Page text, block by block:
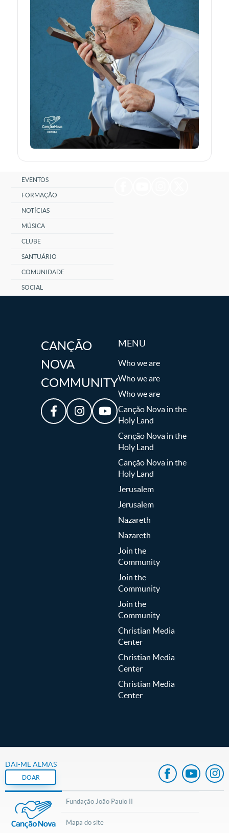
EVENTOS
FORMAÇÃO
NOTÍCIAS
MÚSICA
CLUBE
SANTUÁRIO
COMUNIDADE
SOCIAL
CANÇÃO
NOVA
COMMUNITY
MENU
Who we are
Who we are
Who we are
Canção Nova in the
Holy Land
Canção Nova in the
Holy Land
Canção Nova in the
Holy Land
Jerusalem
Jerusalem
Nazareth
Nazareth
Join the
Community
Join the
Community
Join the
Community
Christian Media
Center
Christian Media
Center
Christian Media
Center
DAI-ME ALMAS
DOAR
Fundação João Paulo II
Mapa do site